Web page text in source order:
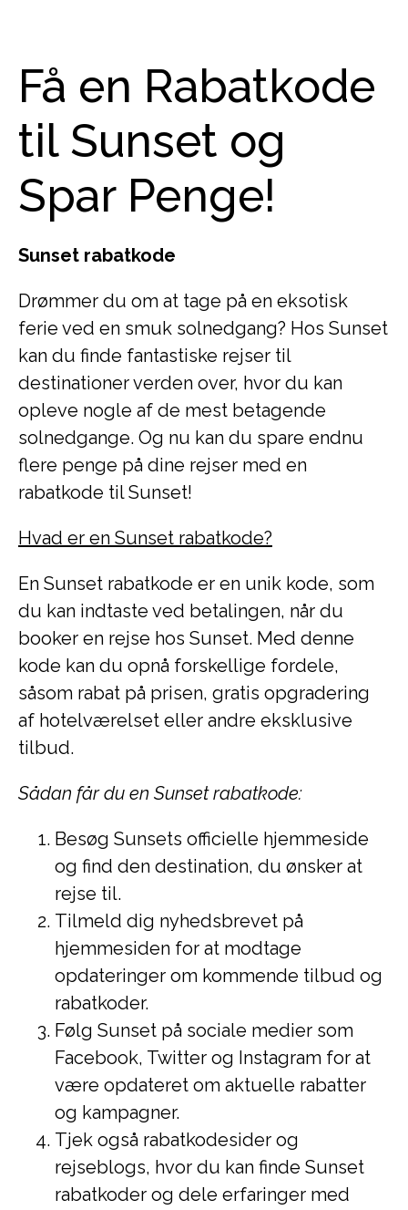
Få en Rabatkode
til Sunset og
Spar Penge!
Sunset rabatkode
Drømmer du om at tage på en eksotisk
ferie ved en smuk solnedgang? Hos Sunset
kan du finde fantastiske rejser til
destinationer verden over, hvor du kan
opleve nogle af de mest betagende
solnedgange. Og nu kan du spare endnu
flere penge på dine rejser med en
rabatkode til Sunset!
Hvad er en Sunset rabatkode?
En Sunset rabatkode er en unik kode, som
du kan indtaste ved betalingen, når du
booker en rejse hos Sunset. Med denne
kode kan du opnå forskellige fordele,
såsom rabat på prisen, gratis opgradering
af hotelværelset eller andre eksklusive
tilbud.
Sådan får du en Sunset rabatkode:
Besøg Sunsets officielle hjemmeside
og find den destination, du ønsker at
rejse til.
Tilmeld dig nyhedsbrevet på
hjemmesiden for at modtage
opdateringer om kommende tilbud og
rabatkoder.
Følg Sunset på sociale medier som
Facebook, Twitter og Instagram for at
være opdateret om aktuelle rabatter
og kampagner.
Tjek også rabatkodesider og
rejseblogs, hvor du kan finde Sunset
rabatkoder og dele erfaringer med